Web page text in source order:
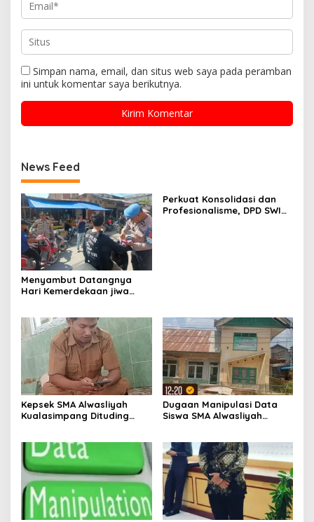
Simpan nama, email, dan situs web saya pada peramban
ini untuk komentar saya berikutnya.
News Feed
Menyambut Datangnya
Hari Kemerdekaan jiwa
Perkuat Konsolidasi dan
Profesionalisme, DPD SWI
Kepsek SMA Alwasliyah
Kualasimpang Dituding
MBG Disalurkan ke Guru &
Pesantren
Dugaan Manipulasi Data
Siswa SMA Alwasliyah
Dana BOS & Paket Makan
Bergizi